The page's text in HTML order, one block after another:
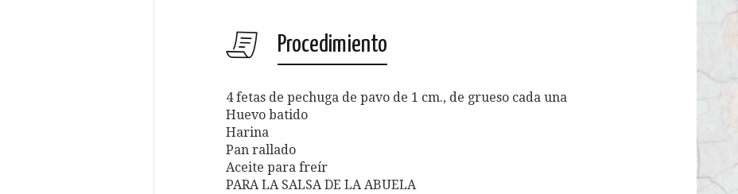
Procedimiento
4 fetas de pechuga de pavo de 1 cm., de grueso cada una
Huevo batido
Harina
Pan rallado
Aceite para freír
PARA LA SALSA DE LA ABUELA